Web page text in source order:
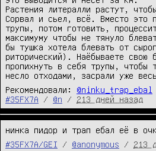
Растения литералли растут,
Сорвал и сьел, всё. Вместо это
трупы, потом готовить,
максимуму чтобы не тянуло
бы тушка хотела блевать от
риторический). Наёбываете свою
пропихнуть в себя трупы, чтобы
несло отходами, засрали уже
Рекомендовали: @ninku_trap_ebal
#35FX7A
/ @n / 213 дней назад
нинка пидор и трап ебал её в
#35FX7A/GEI
/ @anonymous / 213